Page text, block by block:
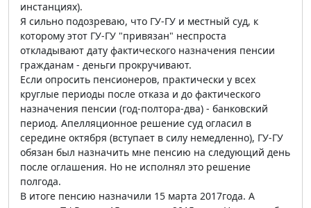
инстанциях).
Я сильно подозреваю, что ГУ-ГУ и местный суд, к
которому этот ГУ-ГУ "привязан" неспроста
откладывают дату фактического назначения пенсии
гражданам - деньги прокручивают.
Если опросить пенсионеров, практически у всех
круглые периоды после отказа и до фактического
назначения пенсии (год-полтора-два) - банковский
период. Апелляционное решение суд огласил в
середине октября (вступает в силу немедленно), ГУ-ГУ
обязан был назначить мне пенсию на следующий день
после оглашения. Но не исполнял это решение
полгода.
В итоге пенсию назначили 15 марта 2017года. А